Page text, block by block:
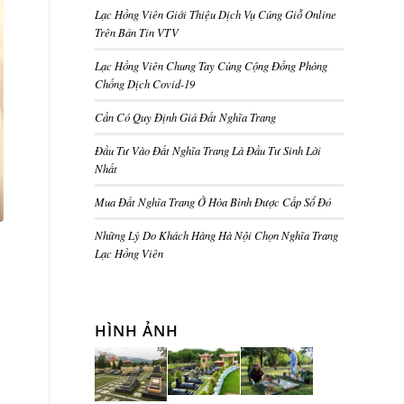
Lạc Hồng Viên Giới Thiệu Dịch Vụ Cúng Giỗ Online
Trên Bản Tin VTV
Lạc Hồng Viên Chung Tay Cùng Cộng Đồng Phòng
Chống Dịch Covid-19
Cần Có Quy Định Giá Đất Nghĩa Trang
Đầu Tư Vào Đất Nghĩa Trang Là Đầu Tư Sinh Lời
Nhất
Mua Đất Nghĩa Trang Ở Hòa Bình Được Cấp Sổ Đỏ
Những Lý Do Khách Hàng Hà Nội Chọn Nghĩa Trang
Lạc Hồng Viên
HÌNH ẢNH